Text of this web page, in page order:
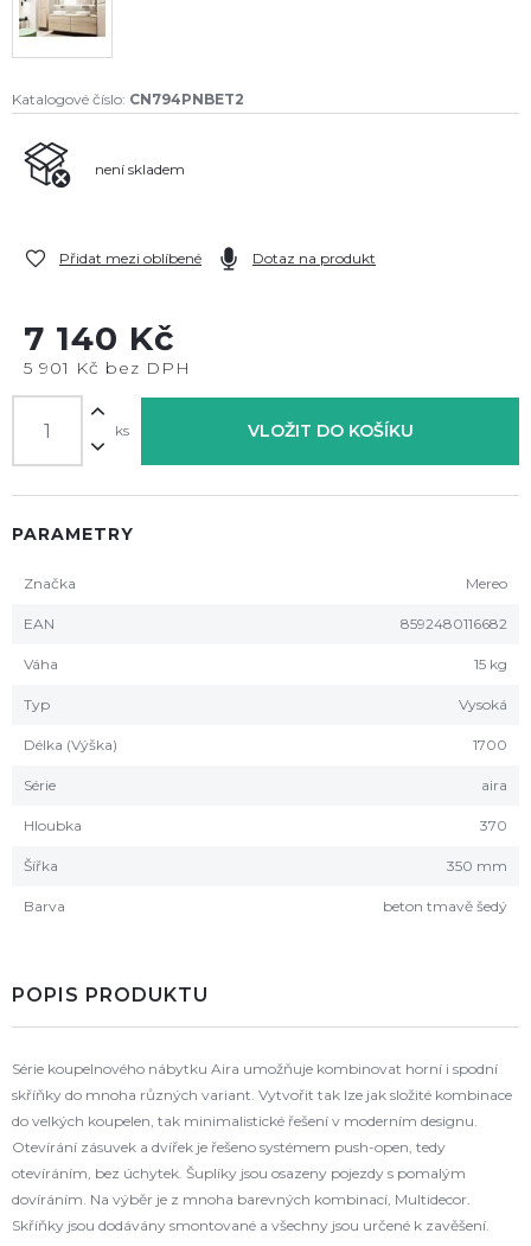
Katalogové číslo: CN794PNBET2
není skladem
Přidat mezi oblíbené Dotaz na produkt
7 140 Kč
5 901 Kč bez DPH
ks VLOŽIT DO KOŠÍKU
PARAMETRY
Značka Mereo
EAN 8592480116682
Váha 15 kg
Typ Vysoká
Délka (Výška) 1700
Série aira
Hloubka 370
Šířka 350 mm
Barva beton tmavě šedý
POPIS PRODUKTU
Série koupelnového nábytku Aira umožňuje kombinovat horní i spodní
skříňky do mnoha různých variant. Vytvořit tak lze jak složité kombinace
do velkých koupelen, tak minimalistické řešení v moderním designu.
Otevírání zásuvek a dvířek je řešeno systémem push-open, tedy
otevíráním, bez úchytek. Šuplíky jsou osazeny pojezdy s pomalým
dovíráním. Na výběr je z mnoha barevných kombinací, Multidecor.
Skříňky jsou dodávány smontované a všechny jsou určené k zavěšení.